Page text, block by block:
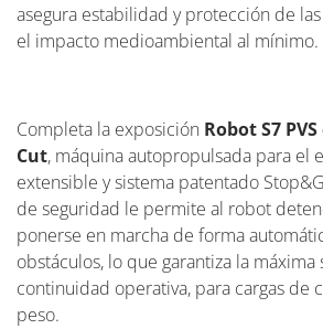
asegura estabilidad y protección de
el impacto medioambiental al mínimo.
Completa la exposición Robot S7
Cut, máquina autopropulsada para el
extensible y sistema patentado
de seguridad le permite al robot
ponerse en marcha de forma
obstáculos, lo que garantiza la máxima
continuidad operativa, para cargas de
peso.